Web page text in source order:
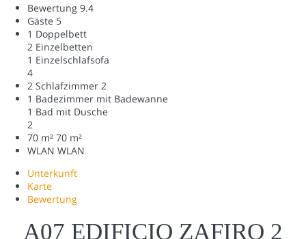
Bewertung 9.4
Gäste 5
1 Doppelbett
2 Einzelbetten
1 Einzelschlafsofa
4
2 Schlafzimmer 2
1 Badezimmer mit Badewanne
1 Bad mit Dusche
2
70 m² 70 m²
WLAN WLAN
Unterkunft
Karte
Bewertung
A07 EDIFICIO ZAFIRO 2